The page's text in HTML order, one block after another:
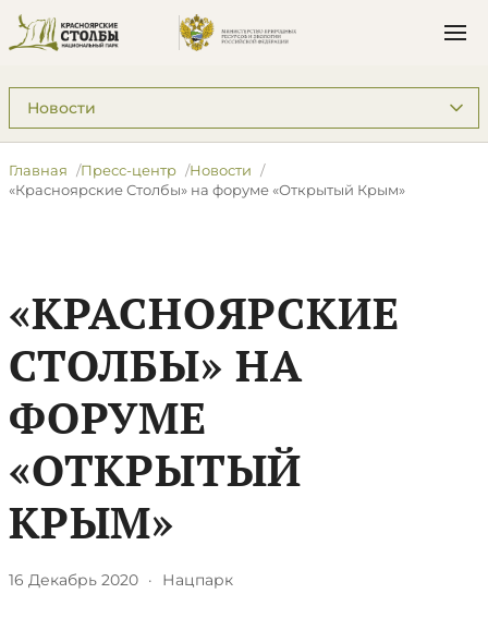
Подразделы: Пресс-центр
Главная Пресс-центр
Новости
​«Красноярские Столбы» на форуме «Открытый Крым»
​«КРАСНОЯРСКИЕ
СТОЛБЫ» НА
ФОРУМЕ
«ОТКРЫТЫЙ
КРЫМ»
16 Декабрь 2020 · Нацпарк